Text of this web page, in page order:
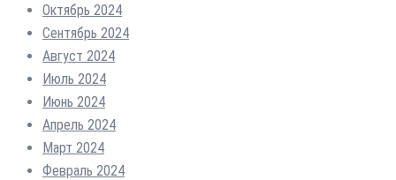
Октябрь 2024
Сентябрь 2024
Август 2024
Июль 2024
Июнь 2024
Апрель 2024
Март 2024
Февраль 2024